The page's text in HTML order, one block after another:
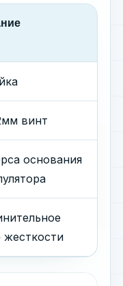
винт
основания
жесткости